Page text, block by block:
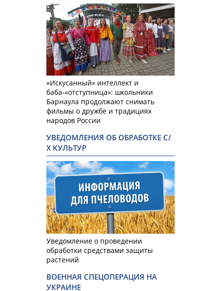
«Искусанный» интеллект и
баба-«отступница»: школьники
Барнаула продолжают снимать
фильмы о дружбе и традициях
народов России
УВЕДОМЛЕНИЯ ОБ ОБРАБОТКЕ С/
Х КУЛЬТУР
Уведомление о проведении
обработки средствами защиты
растений
ВОЕННАЯ СПЕЦОПЕРАЦИЯ НА
УКРАИНЕ